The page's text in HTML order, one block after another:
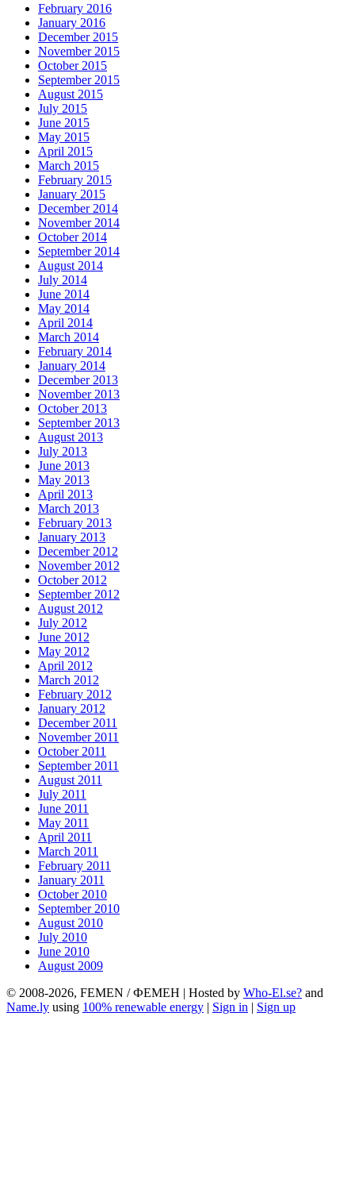
February 2016
January 2016
December 2015
November 2015
October 2015
September 2015
August 2015
July 2015
June 2015
May 2015
April 2015
March 2015
February 2015
January 2015
December 2014
November 2014
October 2014
September 2014
August 2014
July 2014
June 2014
May 2014
April 2014
March 2014
February 2014
January 2014
December 2013
November 2013
October 2013
September 2013
August 2013
July 2013
June 2013
May 2013
April 2013
March 2013
February 2013
January 2013
December 2012
November 2012
October 2012
September 2012
August 2012
July 2012
June 2012
May 2012
April 2012
March 2012
February 2012
January 2012
December 2011
November 2011
October 2011
September 2011
August 2011
July 2011
June 2011
May 2011
April 2011
March 2011
February 2011
January 2011
October 2010
September 2010
August 2010
July 2010
June 2010
August 2009
© 2008-2026, FEMEN / ФЕМЕН | Hosted by Who-El.se? and
Name.ly using 100% renewable energy | Sign in | Sign up